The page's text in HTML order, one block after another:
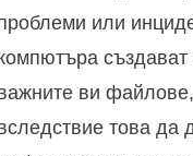
или
ви
това да